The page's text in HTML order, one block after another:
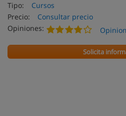
Tipo:
Cursos
Precio:
Consultar precio
Opiniones:
Solicita